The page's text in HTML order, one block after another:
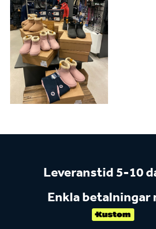
Leveranstid 5-10
Enkla betalningar